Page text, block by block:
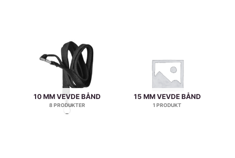
10 MM VEVDE BÅND
8 PRODUKTER
15 MM VEVDE BÅND
1 PRODUKT